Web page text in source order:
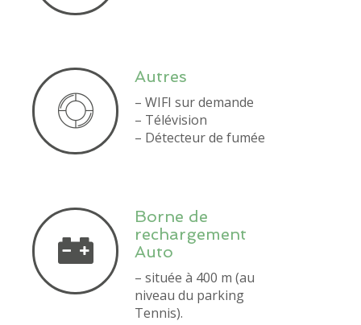
Autres
– WIFI sur demande
– Télévision
– Détecteur de fumée
Borne de
rechargement
Auto
– située à 400 m (au
niveau du parking
Tennis).